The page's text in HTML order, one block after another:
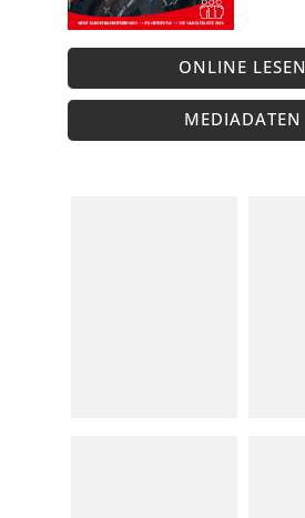
ONLINE LESEN
MEDIADATEN